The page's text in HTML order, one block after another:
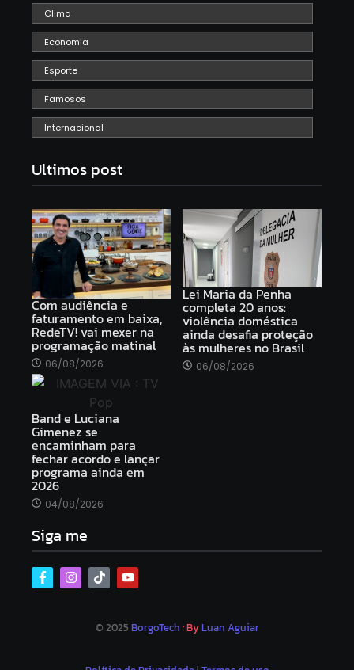
Clima
Economia
Esporte
Famosos
Internacional
Ultimos post
Com audiência e
faturamento em baixa,
RedeTV! vai mexer na
programação matinal
06/08/2026
Lei Maria da Penha
completa 20 anos:
violência doméstica
ainda desafia proteção
às mulheres no Brasil
06/08/2026
Band e Luciana
Gimenez se
encaminham para
fechar acordo e lançar
programa ainda em
2026
04/08/2026
Siga me
© 2025 BorgoTech : ByLuan Aguiar